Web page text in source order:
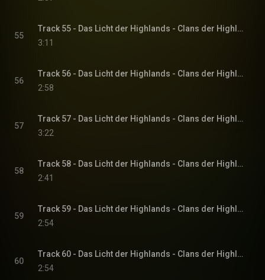
55
Track 55 - Das Licht der Highlands - Clans der Highlands-Reihe, Band 1
3:11
56
Track 56 - Das Licht der Highlands - Clans der Highlands-Reihe, Band 1
2:58
57
Track 57 - Das Licht der Highlands - Clans der Highlands-Reihe, Band 1
3:22
58
Track 58 - Das Licht der Highlands - Clans der Highlands-Reihe, Band 1
2:41
59
Track 59 - Das Licht der Highlands - Clans der Highlands-Reihe, Band 1
2:54
60
Track 60 - Das Licht der Highlands - Clans der Highlands-Reihe, Band 1
2:54